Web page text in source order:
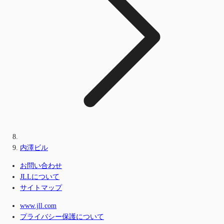
内澤ビル
お問い合わせ
JLLについて
サイトマップ
www.jll.com
プライバシー保護について